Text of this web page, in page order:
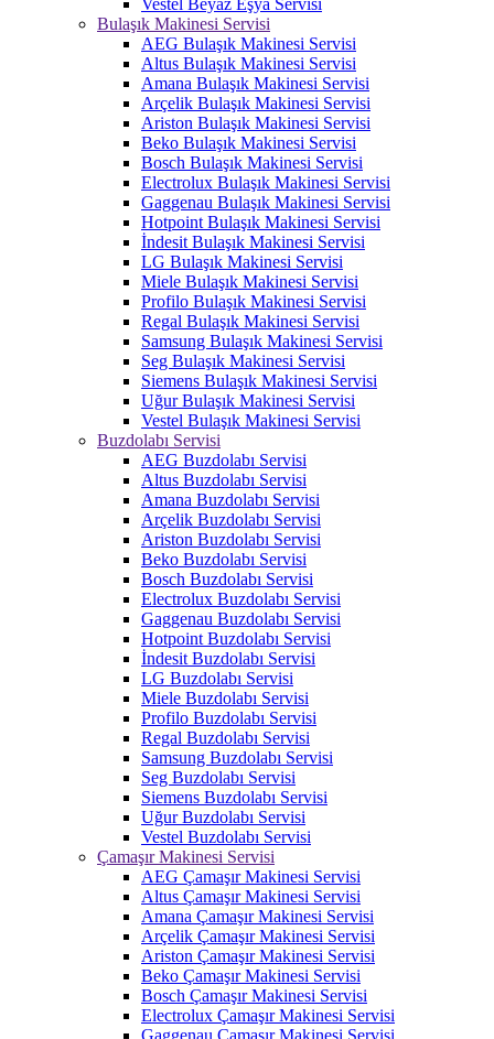
Vestel Beyaz Eşya Servisi
Bulaşık Makinesi Servisi
AEG Bulaşık Makinesi Servisi
Altus Bulaşık Makinesi Servisi
Amana Bulaşık Makinesi Servisi
Arçelik Bulaşık Makinesi Servisi
Ariston Bulaşık Makinesi Servisi
Beko Bulaşık Makinesi Servisi
Bosch Bulaşık Makinesi Servisi
Electrolux Bulaşık Makinesi Servisi
Gaggenau Bulaşık Makinesi Servisi
Hotpoint Bulaşık Makinesi Servisi
İndesit Bulaşık Makinesi Servisi
LG Bulaşık Makinesi Servisi
Miele Bulaşık Makinesi Servisi
Profilo Bulaşık Makinesi Servisi
Regal Bulaşık Makinesi Servisi
Samsung Bulaşık Makinesi Servisi
Seg Bulaşık Makinesi Servisi
Siemens Bulaşık Makinesi Servisi
Uğur Bulaşık Makinesi Servisi
Vestel Bulaşık Makinesi Servisi
Buzdolabı Servisi
AEG Buzdolabı Servisi
Altus Buzdolabı Servisi
Amana Buzdolabı Servisi
Arçelik Buzdolabı Servisi
Ariston Buzdolabı Servisi
Beko Buzdolabı Servisi
Bosch Buzdolabı Servisi
Electrolux Buzdolabı Servisi
Gaggenau Buzdolabı Servisi
Hotpoint Buzdolabı Servisi
İndesit Buzdolabı Servisi
LG Buzdolabı Servisi
Miele Buzdolabı Servisi
Profilo Buzdolabı Servisi
Regal Buzdolabı Servisi
Samsung Buzdolabı Servisi
Seg Buzdolabı Servisi
Siemens Buzdolabı Servisi
Uğur Buzdolabı Servisi
Vestel Buzdolabı Servisi
Çamaşır Makinesi Servisi
AEG Çamaşır Makinesi Servisi
Altus Çamaşır Makinesi Servisi
Amana Çamaşır Makinesi Servisi
Arçelik Çamaşır Makinesi Servisi
Ariston Çamaşır Makinesi Servisi
Beko Çamaşır Makinesi Servisi
Bosch Çamaşır Makinesi Servisi
Electrolux Çamaşır Makinesi Servisi
Gaggenau Çamaşır Makinesi Servisi